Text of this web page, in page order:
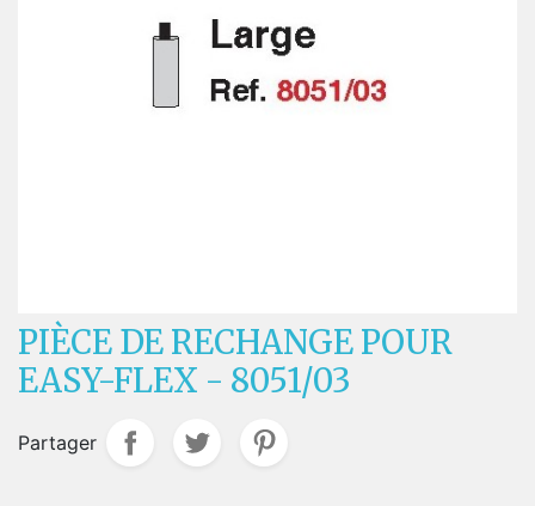
PIÈCE DE RECHANGE POUR
EASY-FLEX - 8051/03
Partager